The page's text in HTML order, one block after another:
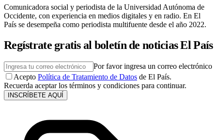
Comunicadora social y periodista de la Universidad Autónoma de
Occidente, con experiencia en medios digitales y en radio. En El
País se desempeña como periodista multifuente desde el año 2022.
Regístrate gratis al boletín de noticias El País
Por favor ingresa un correo electrónico
Acepto Política de Tratamiento de Datos de El País.
Recuerda aceptar los términos y condiciones para continuar.
INSCRÍBETE AQUÍ